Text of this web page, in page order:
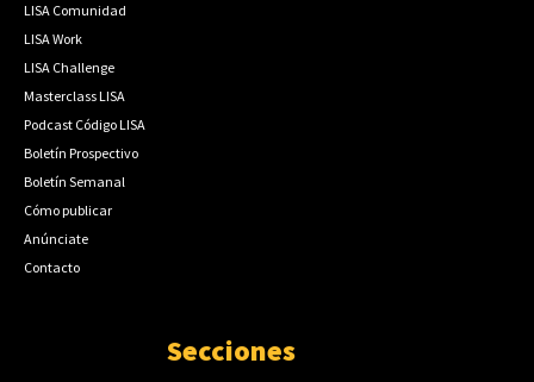
LISA Comunidad
LISA Work
LISA Challenge
Masterclass LISA
Podcast Código LISA
Boletín Prospectivo
Boletín Semanal
Cómo publicar
Anúnciate
Contacto
Secciones